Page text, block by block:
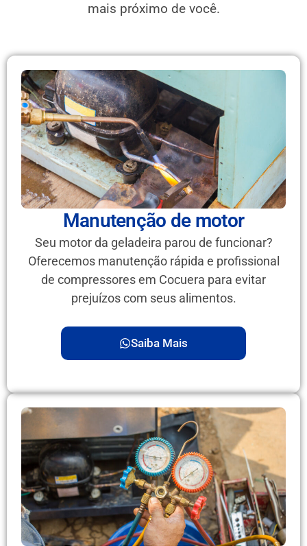
mais próximo de você.
Manutenção de motor
Seu motor da geladeira parou de funcionar?
Oferecemos manutenção rápida e profissional
de compressores em Cocuera para evitar
prejuízos com seus alimentos.
Saiba Mais